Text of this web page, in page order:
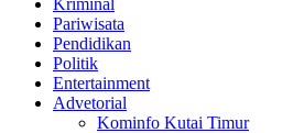
Pariwisata
Pendidikan
Politik
Entertainment
Advetorial
Kominfo Kutai Timur